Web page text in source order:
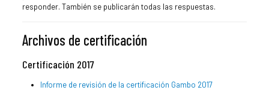
responder. También se publicarán todas las respuestas.
Archivos de certificación
Certificación 2017
Informe de revisión de la certificación Gambo 2017